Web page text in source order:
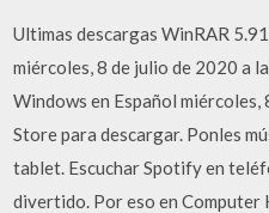
Ultimas descargas WinRAR
miércoles, 8 de julio de 2020 a
Windows en Español
Store para descargar. Ponles
tablet. Escuchar Spotify en
divertido. Por eso en Computer